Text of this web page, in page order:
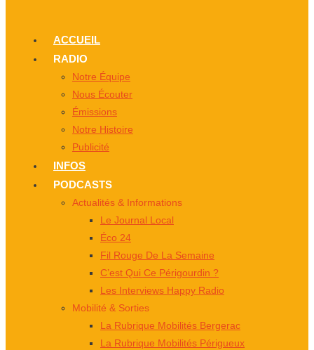
ACCUEIL
RADIO
Notre Équipe
Nous Écouter
Émissions
Notre Histoire
Publicité
INFOS
PODCASTS
Actualités & Informations
Le Journal Local
Éco 24
Fil Rouge De La Semaine
C’est Qui Ce Périgourdin ?
Les Interviews Happy Radio
Mobilité & Sorties
La Rubrique Mobilités Bergerac
La Rubrique Mobilités Périgueux